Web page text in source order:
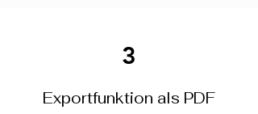
3
Exportfunktion als PDF